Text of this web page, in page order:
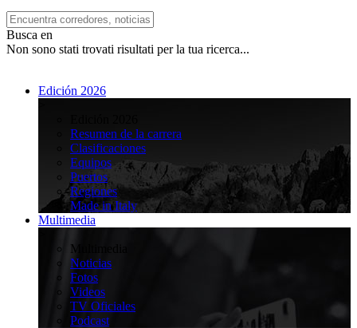
Busca en
Non sono stati trovati risultati per la tua ricerca...
Edición 2026
Resumen de la carrera
Clasificaciones
Equipos
Puertos
Regiones
Made in Italy
Multimedia
Multimedia
Noticias
Fotos
Videos
TV Oficiales
Podcast